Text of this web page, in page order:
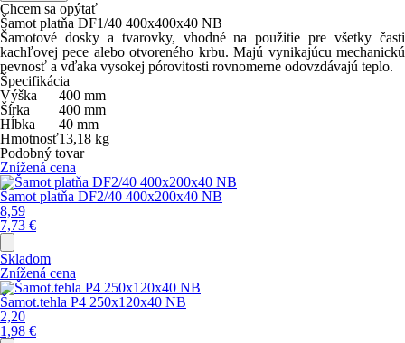
Chcem sa opýtať
Šamot platňa DF1/40 400x400x40 NB
Šamotové dosky a tvarovky, vhodné na použitie pre všetky časti
kachľovej pece alebo otvoreného krbu. Majú vynikajúcu mechanickú
pevnosť a vďaka vysokej pórovitosti rovnomerne odovzdávajú teplo.
Špecifikácia
Výška
400 mm
Šírka
400 mm
Hĺbka
40 mm
Hmotnosť13,18 kg
Podobný tovar
Znížená cena
Šamot platňa DF2/40 400x200x40 NB
8,59
7,73 €
Skladom
Znížená cena
Šamot.tehla P4 250x120x40 NB
2,20
1,98 €